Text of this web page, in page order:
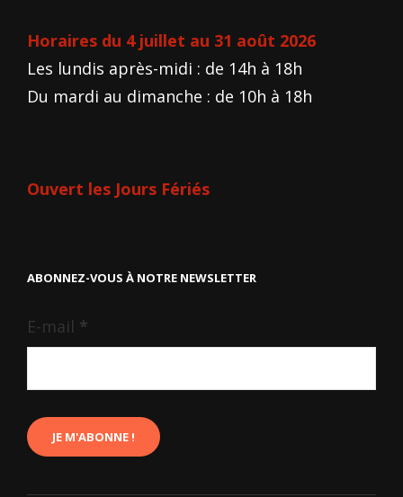
Horaires du 4 juillet au 31 août 2026
Les lundis après-midi : de 14h à 18h
Du mardi au dimanche : de 10h à 18h
Ouvert les Jours Fériés
ABONNEZ-VOUS À NOTRE NEWSLETTER
E-mail *